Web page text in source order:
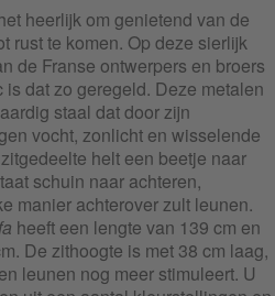
heerlijk om genietend van de
rust te komen. Op deze sierlijk
de Franse ontwerpers en broers
dat zo geregeld. Deze metalen
staal dat door zijn
vocht, zonlicht en wisselende
helt een beetje naar
schuin naar achteren,
manier achterover zult leunen.
heeft een lengte van 139 cm en
De zithoogte is met 38 cm laag,
leunen nog meer stimuleert. U